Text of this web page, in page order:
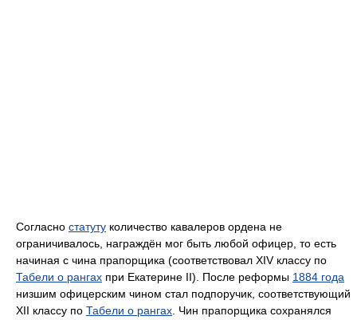
Согласно статуту количество кавалеров ордена не
ограничивалось, награждён мог быть любой офицер, то есть
начиная с чина прапорщика (соответствовал XIV классу по
Табели о рангах при Екатерине II). После реформы 1884 года
низшим офицерским чином стал подпоручик, соответствующий
XII классу по Табели о рангах. Чин прапорщика сохранялся